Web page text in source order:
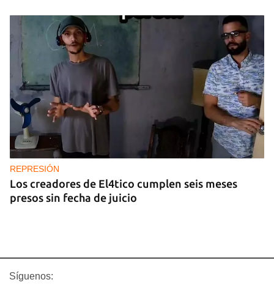
REPRESIÓN
Los creadores de El4tico cumplen seis meses
presos sin fecha de juicio
Síguenos: